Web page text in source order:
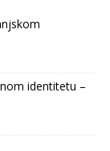
identitetu –